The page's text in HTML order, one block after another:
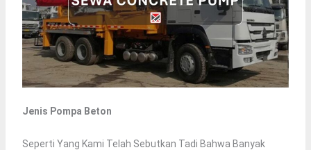
Jenis Pompa Beton
Seperti Yang Kami Telah Sebutkan Tadi Bahwa Banyak